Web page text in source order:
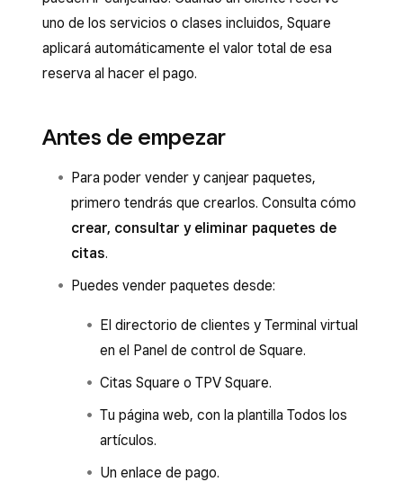
uno de los servicios o clases incluidos, Square
aplicará automáticamente el valor total de esa
reserva al hacer el pago.
Antes de empezar
Para poder vender y canjear paquetes,
primero tendrás que crearlos. Consulta cómo
crear, consultar y eliminar paquetes de
citas.
Puedes vender paquetes desde:
El directorio de clientes y Terminal virtual
en el Panel de control de Square.
Citas Square o TPV Square.
Tu página web, con la plantilla Todos los
artículos.
Un enlace de pago.